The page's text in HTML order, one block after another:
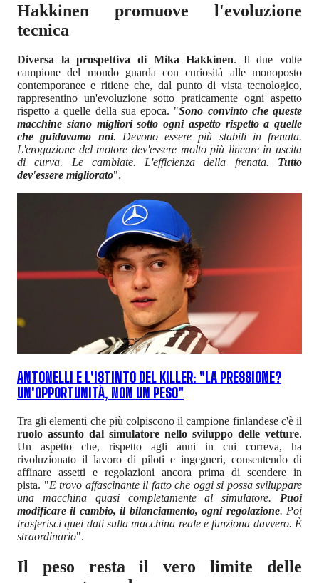
Hakkinen promuove l'evoluzione
tecnica
Diversa la prospettiva di Mika Hakkinen. Il due volte
campione del mondo guarda con curiosità alle monoposto
contemporanee e ritiene che, dal punto di vista tecnologico,
rappresentino un'evoluzione sotto praticamente ogni aspetto
rispetto a quelle della sua epoca. "Sono convinto che queste
macchine siano migliori sotto ogni aspetto rispetto a quelle
che guidavamo noi. Devono essere più stabili in frenata.
L'erogazione del motore dev'essere molto più lineare in uscita
di curva. Le cambiate. L'efficienza della frenata. Tutto
dev'essere migliorato".
ANTONELLI E L'ISTINTO DEL KILLER: "LA PRESSIONE?
UN'OPPORTUNITÀ, NON UN PESO"
Tra gli elementi che più colpiscono il campione finlandese c'è il
ruolo assunto dal simulatore nello sviluppo delle vetture.
Un aspetto che, rispetto agli anni in cui correva, ha
rivoluzionato il lavoro di piloti e ingegneri, consentendo di
affinare assetti e regolazioni ancora prima di scendere in
pista. "E trovo affascinante il fatto che oggi si possa sviluppare
una macchina quasi completamente al simulatore. Puoi
modificare il cambio, il bilanciamento, ogni regolazione. Poi
trasferisci quei dati sulla macchina reale e funziona davvero. È
straordinario".
Il peso resta il vero limite delle